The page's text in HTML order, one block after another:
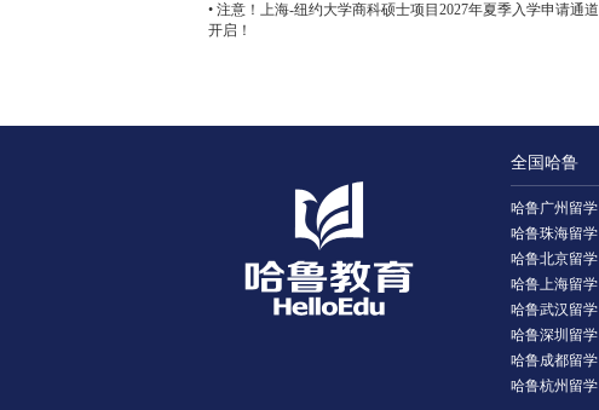
• 注意！上海-纽约大学商科硕士项目2027年夏季入学申请通道
开启！
全国哈鲁
哈鲁广州留学
哈鲁珠海留学
哈鲁北京留学
哈鲁上海留学
哈鲁武汉留学
哈鲁深圳留学
哈鲁成都留学
哈鲁杭州留学